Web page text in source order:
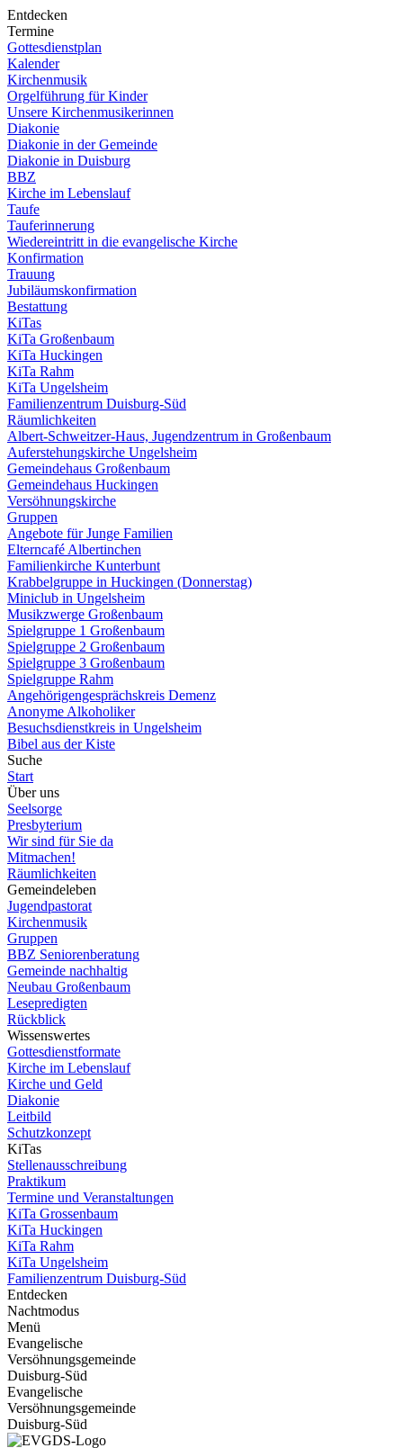
Entdecken
Termine
Gottesdienstplan
Kalender
Kirchenmusik
Orgelführung für Kinder
Unsere Kirchenmusikerinnen
Diakonie
Diakonie in der Gemeinde
Diakonie in Duisburg
BBZ
Kirche im Lebenslauf
Taufe
Tauferinnerung
Wiedereintritt in die evangelische Kirche
Konfirmation
Trauung
Jubiläumskonfirmation
Bestattung
KiTas
KiTa Großenbaum
KiTa Huckingen
KiTa Rahm
KiTa Ungelsheim
Familienzentrum Duisburg-Süd
Räumlichkeiten
Albert-Schweitzer-Haus, Jugendzentrum in Großenbaum
Auferstehungskirche Ungelsheim
Gemeindehaus Großenbaum
Gemeindehaus Huckingen
Versöhnungskirche
Gruppen
Angebote für Junge Familien
Elterncafé Albertinchen
Familienkirche Kunterbunt
Krabbelgruppe in Huckingen (Donnerstag)
Miniclub in Ungelsheim
Musikzwerge Großenbaum
Spielgruppe 1 Großenbaum
Spielgruppe 2 Großenbaum
Spielgruppe 3 Großenbaum
Spielgruppe Rahm
Angehörigengesprächskreis Demenz
Anonyme Alkoholiker
Besuchsdienstkreis in Ungelsheim
Bibel aus der Kiste
Suche
Start
Über uns
Seelsorge
Presbyterium
Wir sind für Sie da
Mitmachen!
Räumlichkeiten
Gemeindeleben
Jugendpastorat
Kirchenmusik
Gruppen
BBZ Seniorenberatung
Gemeinde nachhaltig
Neubau Großenbaum
Lesepredigten
Rückblick
Wissenswertes
Gottesdienstformate
Kirche im Lebenslauf
Kirche und Geld
Diakonie
Leitbild
Schutzkonzept
KiTas
Stellenausschreibung
Praktikum
Termine und Veranstaltungen
KiTa Grossenbaum
KiTa Huckingen
KiTa Rahm
KiTa Ungelsheim
Familienzentrum Duisburg-Süd
Entdecken
Nachtmodus
Menü
Evangelische
Versöhnungsgemeinde
Duisburg-Süd
Evangelische
Versöhnungsgemeinde
Duisburg-Süd